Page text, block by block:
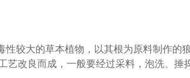
性较大的草本植物，以其根为原料制作
改良而成，一般要经过采料，泡洗、